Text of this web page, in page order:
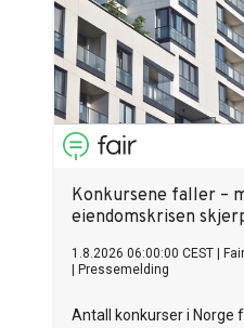
Konkursene faller –
eiendomskrisen
1.8.2026 06:00:00 CEST
Pressemelding
Antall konkurser i Norge